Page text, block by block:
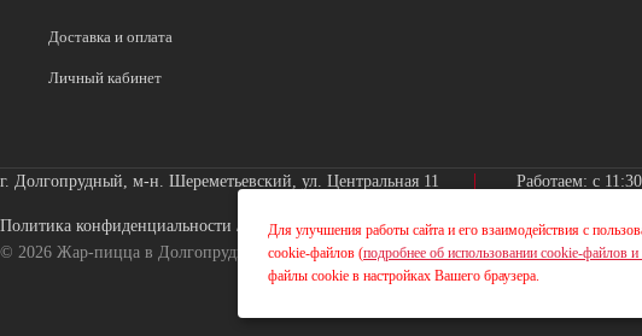
Доставка и оплата
Личный кабинет
г. Долгопрудный, м-н. Шереметьевский, ул. Центральная 11 Работаем: с
Политика конфиденциальности /
ИП Абросимова Ольга Владимировна
© 2026 Жар-пицца в Долгопрудном / Разработка сайта:ultron.pro
Для улучшения работы сайта и его взаимодействия с
cookie-файлов (подробнее об использовании cookie-файлов
файлы cookie в настройках Вашего браузера.